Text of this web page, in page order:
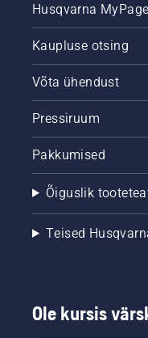
Husqvarna
Kaupluse otsing
Võta ühendust
Pressiruum
Pakkumised
Õiguslik
Teised
Ole kursis